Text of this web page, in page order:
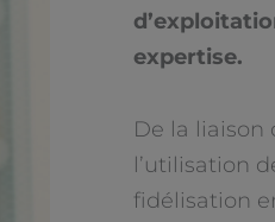
expertise.
De la liaison
l’utilisation
fidélisation